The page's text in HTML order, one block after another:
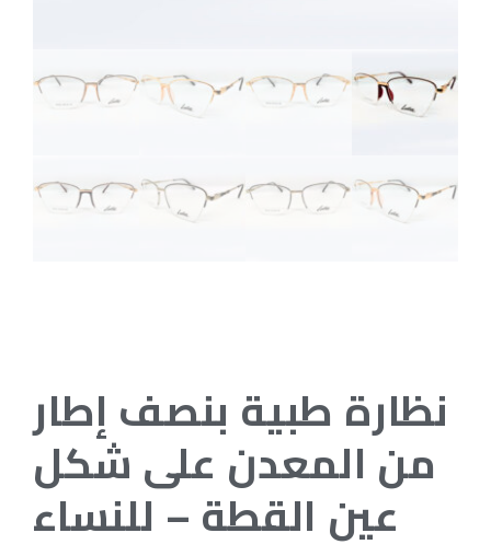
نظارة طبية بنصف إطار
من المعدن على شكل
عين القطة – للنساء